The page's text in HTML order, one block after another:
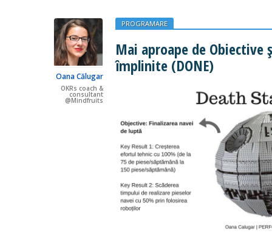
Oana Călugar
OKRs coach &
consultant
@Mindfruits
PROGRAMARE
Mai aproape de Obiective
împlinite (DONE)